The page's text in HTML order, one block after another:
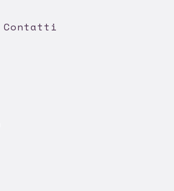
Contatti